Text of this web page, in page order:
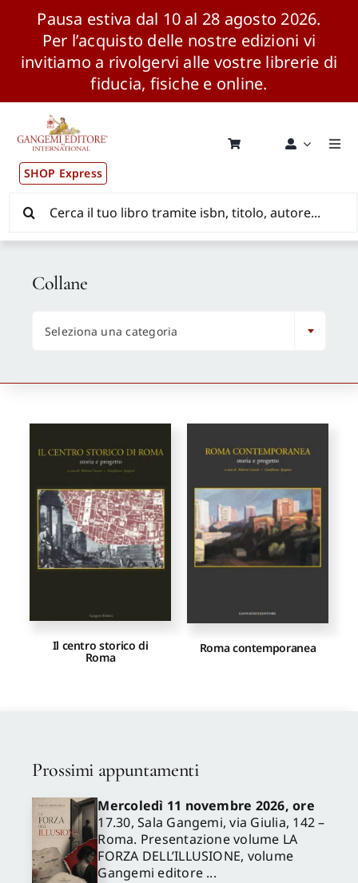
Pausa estiva dal 10 al 28 agosto 2026.
Per l’acquisto delle nostre edizioni vi
invitiamo a rivolgervi alle vostre librerie di
fiducia, fisiche e online.
contenuto
SHOP Express
Pubblicazioni
News ed Eventi
Distribuzione Wolrdwide
CONSIP / MEPA / ANVUR / CINECA
Autori
Proposte di pubblicazione
Gangemi Editore
per:
Il centro storico di
Roma
Roma contemporanea
Collane
Seleziona una categoria
Prossimi appuntamenti
Mercoledì 11 novembre 2026, ore
17.30, Sala Gangemi, via Giulia, 142 –
Roma. Presentazione volume LA
FORZA DELL’ILLUSIONE, volume
Gangemi editore ...